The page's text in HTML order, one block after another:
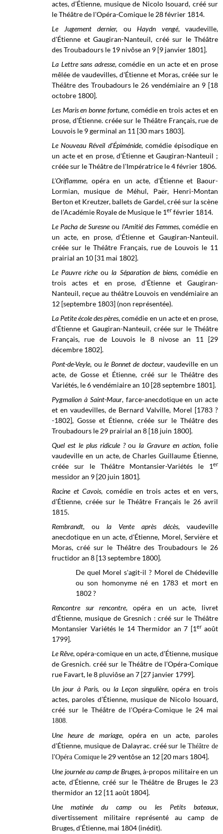
actes, d'Étienne, musique de Nicolo Isouard, créé sur
le Théâtre de l'Opéra-Comique le 28 février 1814.
Le Jugement dernier, ou Haydn vengé, vaudeville,
d'Étienne et Gaugiran-Nanteuil, créé sur le Théâtre
des Troubadours le 19 nivôse an 9 [9 janvier 1801].
La Lettre sans adresse, comédie en un acte et en prose
mêlée de vaudevilles, d'Étienne et Moras, créée sur le
Théâtre des Troubadours le 26 vendémiairean 9 [18
octobre 1800].
Les Maris en bonne fortune, comédie en trois actes et en
prose, d'Étienne. créée sur le Théâtre Français, rue de
Louvois le 9 germinal an 11 [30 mars 1803].
Le Nouveau Réveil d'Épiménide, comédie épisodique en
un acte et en prose, d'Étienne et Gaugiran-Nanteuil ;
créée sur le Théâtre de l'Impératrice le 4 février 1806.
L'Oriflamme, opéra en un acte, d'Étienne et Baour-
Lormian, musique de Méhul, Paër, Henri-Montan
Berton et Kreutzer, ballets de Gardel, créé sur la scène
de l’Académie Royale de Musique le 1er février 1814.
Le Pacha de Suresneou l'Amitié des Femmes, comédie en
un acte, en prose, d'Étienne et Gaugiran-Nanteuil.
créée sur le Théâtre Français, rue de Louvois le 11
prairial an 10 [31 mai 1802].
Le Pauvre richeoula Séparation de biens, comédie en
trois actes et en prose, d'Étienne et Gaugiran-
Nanteuil, reçue au théâtre Louvois en vendémiaire an
12 [septembre 1803] (non représentée).
La Petite école des pères, comédie en un acte et en prose,
d'Étienne et Gaugiran-Nanteuil, créée sur le Théâtre
Français, rue de Louvois le 8 nivose an 11 [29
décembre 1802].
Pont-de-Veyle, ou le Bonnet de docteur, vaudeville en un
acte, de Gosse et Étienne, créé sur le Théâtre des
Variétés, le 6 vendémiaire an 10 [28 septembre 1801].
Pygmalion à Saint-Maur, farce-anecdotique en un acte
et en vaudevilles, de Bernard Valville, Morel [1783 ?
-1802], Gosse et Étienne, créée sur le Théâtre des
Troubadours le 29 prairial an 8 [18 juin 1800].
Quel est le plus ridicule ?ou la Gravure en action, folie
vaudeville en un acte, de Charles Guillaume Étienne,
créée sur le Théâtre Montansier-Variétés le 1er
messidor an 9 [20 juin 1801].
Racine et Cavois, comédie en trois actes et en vers,
d'Étienne, créée sur le Théâtre Français le 26 avril
1815.
Rembrandt, ou la Vente après décès, vaudeville
anecdotique en un acte, d'Étienne, Morel, Servière et
Moras, créé sur le Théâtre des Troubadours le 26
fructidor an 8 [13 septembre 1800].
De quel Morel s'agit-il ? Morel de Chédeville
ou son homonyme né en 1783 et mort en
1802 ?
Rencontre sur rencontre, opéra en un acte, livret
d'Étienne, musique de Gresnich : créé sur le Théâtre
Montansier Variétésle 14 Thermidor an 7 [1eraoût
1799].
Le Rêve, opéra-comique en un acte, d'Étienne, musique
de Gresnich. créé sur le Théâtre de l'Opéra-Comique
rue Favart, le 8 pluviôse an 7 [27 janvier 1799].
Un jour à Paris, ou la Leçon singulière, opéra en trois
actes, paroles d’Étienne, musique de Nicolo Isouard,
créé sur le Théâtre de l'Opéra-Comique le 24 mai
1808.
Une heure de mariage, opéra en un acte, paroles
d'Étienne, musique de Dalayrac. créé sur leThéâtre de
l'Opéra Comique le 29 ventôsean 12 [20 mars 1804].
Une journée au camp de Bruges, à-propos militaire en un
acte, d'Étienne, créé sur le Théâtre de Bruges le 23
thermidor an 12 [11 août 1804].
Une matinée du campou les Petits bateaux,
divertissement militaire représenté au camp de
Bruges, d'Étienne, mai 1804 (inédit).